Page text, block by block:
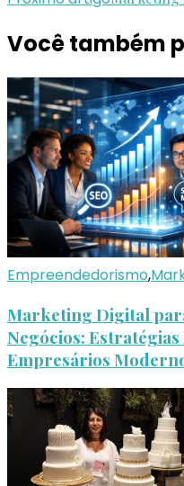
Você também
Empreendedorismo,
Marketing Digital
Negócios: Estratégias
Empresários